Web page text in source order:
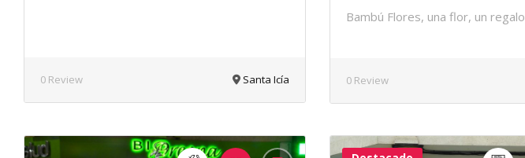
0 Review Santa Icía
Bambú Flores, una flor, un regalo
0 Review